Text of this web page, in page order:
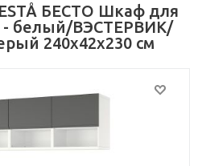
БЕСТО Шкаф для
- белый/ВЭСТЕРВИК/
240x42x230 см